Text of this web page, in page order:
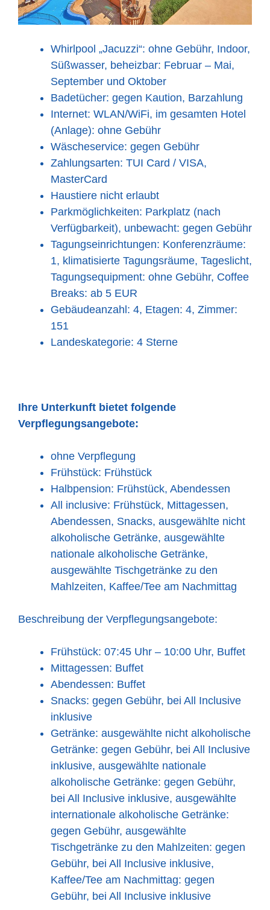
Whirlpool „Jacuzzi“: ohne Gebühr, Indoor,
Süßwasser, beheizbar: Februar – Mai,
September und Oktober
Badetücher: gegen Kaution, Barzahlung
Internet: WLAN/WiFi, im gesamten Hotel
(Anlage): ohne Gebühr
Wäscheservice: gegen Gebühr
Zahlungsarten: TUI Card / VISA,
MasterCard
Haustiere nicht erlaubt
Parkmöglichkeiten: Parkplatz (nach
Verfügbarkeit), unbewacht: gegen Gebühr
Tagungseinrichtungen: Konferenzräume:
1, klimatisierte Tagungsräume, Tageslicht,
Tagungsequipment: ohne Gebühr, Coffee
Breaks: ab 5 EUR
Gebäudeanzahl: 4, Etagen: 4, Zimmer:
151
Landeskategorie: 4 Sterne
Ihre Unterkunft bietet folgende
Verpflegungsangebote:
ohne Verpflegung
Frühstück: Frühstück
Halbpension: Frühstück, Abendessen
All inclusive: Frühstück, Mittagessen,
Abendessen, Snacks, ausgewählte nicht
alkoholische Getränke, ausgewählte
nationale alkoholische Getränke,
ausgewählte Tischgetränke zu den
Mahlzeiten, Kaffee/Tee am Nachmittag
Beschreibung der Verpflegungsangebote:
Frühstück: 07:45 Uhr – 10:00 Uhr, Buffet
Mittagessen: Buffet
Abendessen: Buffet
Snacks: gegen Gebühr, bei All Inclusive
inklusive
Getränke: ausgewählte nicht alkoholische
Getränke: gegen Gebühr, bei All Inclusive
inklusive, ausgewählte nationale
alkoholische Getränke: gegen Gebühr,
bei All Inclusive inklusive, ausgewählte
internationale alkoholische Getränke:
gegen Gebühr, ausgewählte
Tischgetränke zu den Mahlzeiten: gegen
Gebühr, bei All Inclusive inklusive,
Kaffee/Tee am Nachmittag: gegen
Gebühr, bei All Inclusive inklusive